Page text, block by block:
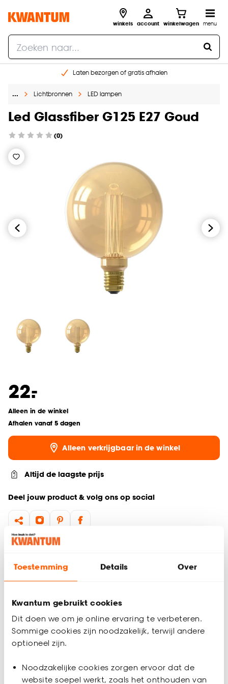
Toestemming Details Over
Kwantum gebruikt cookies
Dit doen we om je online ervaring te verbeteren.
Sommige cookies zijn noodzakelijk, terwijl andere
optioneel zijn.
Noodzakelijke cookies zorgen ervoor dat de
website soepel werkt, zoals het onthouden van
winkels account winkelwagen menu
Laten bezorgen of gratis afhalen
Gratis raam advies en opmeten aan huis
… Lichtbronnen LED lampen
Led Glassfiber G125 E27 Goud
(0)
22.
-
Alleen in de winkel
Afhalen vanaf 5 dagen
Alleen verkrijgbaar in de winkel
Altijd de laagste prijs
Deel jouw product & volg ons op social
Calex LED-globelamp is een hippe lamp waar je geen kap
(E27) en is dimbaar, zodat je het licht kan instellen naar het
moment. De levensduur van deze lamp is 25000 uur. Je kunt
bij aankoop van dit artikel, het afgedankte, vergelijkbare
artikel inleveren in één van onze winkels. Wij zorgen er samen
producten op een duurzame wijze worden afgevoerd en
worden verwerkt.
Artikelnummer 4315336